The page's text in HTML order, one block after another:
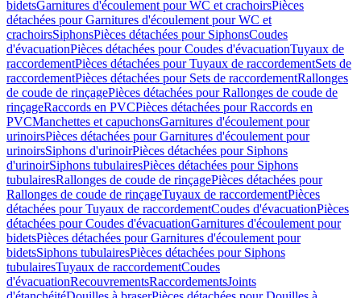
bidetsGarnitures d'écoulement pour WC et crachoirsPièces
détachées pour Garnitures d'écoulement pour WC et
crachoirsSiphonsPièces détachées pour SiphonsCoudes
d'évacuationPièces détachées pour Coudes d'évacuationTuyaux de
raccordementPièces détachées pour Tuyaux de raccordementSets de
raccordementPièces détachées pour Sets de raccordementRallonges
de coude de rinçagePièces détachées pour Rallonges de coude de
rinçageRaccords en PVCPièces détachées pour Raccords en
PVCManchettes et capuchonsGarnitures d'écoulement pour
urinoirsPièces détachées pour Garnitures d'écoulement pour
urinoirsSiphons d'urinoirPièces détachées pour Siphons
d'urinoirSiphons tubulairesPièces détachées pour Siphons
tubulairesRallonges de coude de rinçagePièces détachées pour
Rallonges de coude de rinçageTuyaux de raccordementPièces
détachées pour Tuyaux de raccordementCoudes d'évacuationPièces
détachées pour Coudes d'évacuationGarnitures d'écoulement pour
bidetsPièces détachées pour Garnitures d'écoulement pour
bidetsSiphons tubulairesPièces détachées pour Siphons
tubulairesTuyaux de raccordementCoudes
d'évacuationRecouvrementsRaccordementsJoints